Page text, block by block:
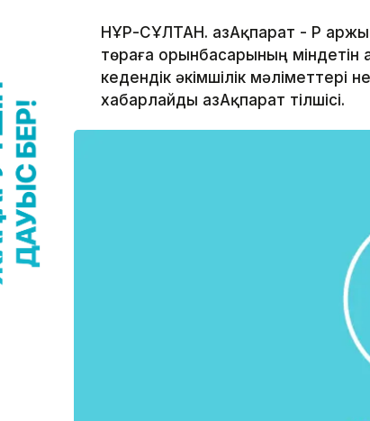
НҰР-СҰЛТАН. ҚазАқпарат - ҚР
төраға орынбасарының міндетін
кедендік әкімшілік мәліметтері
хабарлайды ҚазАқпарат тілшісі.